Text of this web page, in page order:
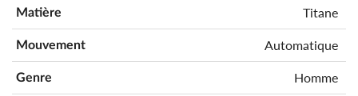
Matière Titane
Mouvement Automatique
Genre Homme